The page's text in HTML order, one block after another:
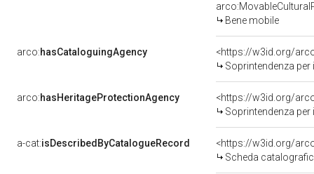
Bene mobile
arco:hasCataloguingAgency
<https://w3id.org/
Soprintendenza
arco:hasHeritageProtectionAgency
<https://w3id.org/
Soprintendenza per i Beni Architettonici
a-cat:isDescribedByCatalogueRecord
<https://w3id.org/
Scheda